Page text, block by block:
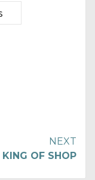
NEXT
KING OF SHOP